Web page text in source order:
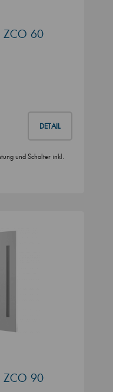
ZCO 60
DETAIL
und Schalter inkl.
ZCO 90